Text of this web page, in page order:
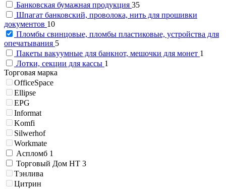
Банковская бумажная продукция 35
Шпагат банковский, проволока, нить для прошивки
документов 10
Пломбы свинцовые, пломбы пластиковые, устройства для
опечатывания 5
Пакеты вакуумные для банкнот, мешочки для монет 1
Лотки, секции для кассы 1
Торговая марка
OfficeSpace
Ellipse
EPG
Informat
Komfi
Silwerhof
Workmate
Аспломб 1
Торговый Дом НТ 3
Тэнлива
Цитрин